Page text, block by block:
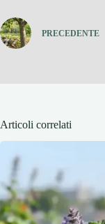
PRECEDENTE
Articoli correlati